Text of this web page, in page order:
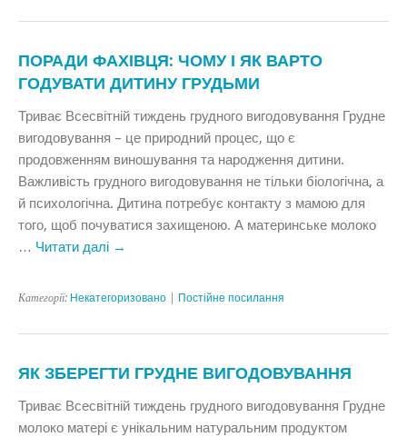
ПОРАДИ ФАХІВЦЯ: ЧОМУ І ЯК ВАРТО
ГОДУВАТИ ДИТИНУ ГРУДЬМИ
Триває Всесвітній тиждень грудного вигодовування Грудне
вигодовування – це природний процес, що є
продовженням виношування та народження дитини.
Важливість грудного вигодовування не тільки біологічна, а
й психологічна. Дитина потребує контакту з мамою для
того, щоб почуватися захищеною. А материнське молоко
… Читати далі →
Категорії: Некатегоризовано Постійне посилання
ЯК ЗБЕРЕГТИ ГРУДНЕ ВИГОДОВУВАННЯ
Триває Всесвітній тиждень грудного вигодовування Грудне
молоко матері є унікальним натуральним продуктом